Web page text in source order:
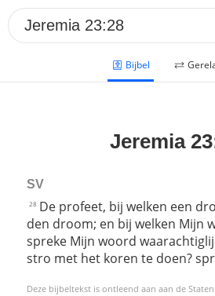
Bijbel
Jeremia
SV
28 De profeet, bij welken een
den droom; en bij welken Mijn
spreke Mijn woord
stro met het koren te doen?
Deze bijbeltekst is ontleend aan aan de